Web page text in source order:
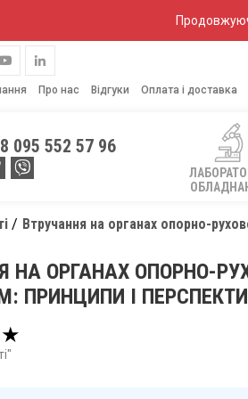
Про нас Відгуки Оплата і доставка
095 552 57 96
Втручання на органах опорно-
НА ОРГАНАХ ОПОРНО-
ПРИНЦИПИ І